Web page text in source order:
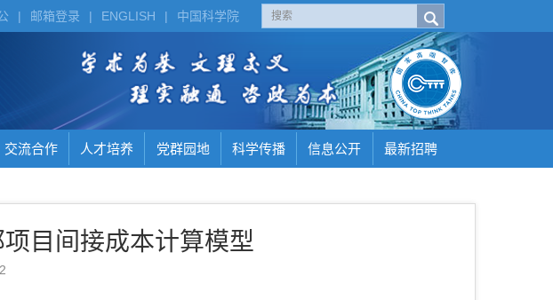
中国科学院
|
ENGLISH
|
邮箱登录
|
交流合作 人才培养 党群园地 科学传播 信息公开 最新招聘
目间接成本计算模型